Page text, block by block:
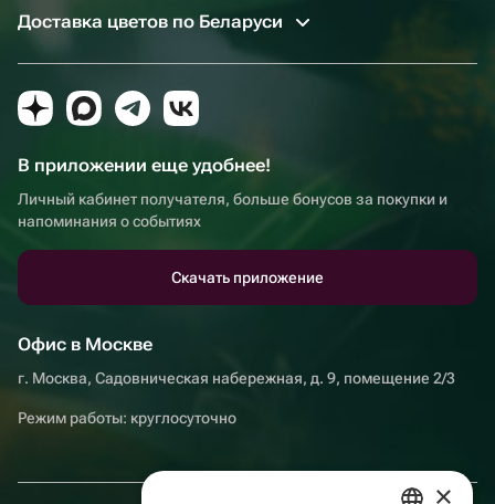
Доставка цветов по Беларуси
В приложении еще удобнее!
Личный кабинет получателя, больше бонусов за покупки и
напоминания о событиях
Скачать приложение
Офис в Москве
г. Москва, Садовническая набережная, д. 9, помещение 2/3
Режим работы: круглосуточно
×